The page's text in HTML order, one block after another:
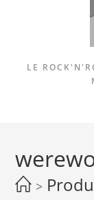
LE
>